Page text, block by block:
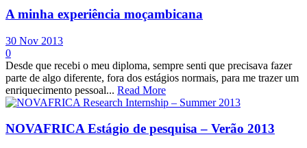
A minha experiência moçambicana
30 Nov 2013
0
Desde que recebi o meu diploma, sempre senti que precisava fazer
parte de algo diferente, fora dos estágios normais, para me trazer um
enriquecimento pessoal... Read More
NOVAFRICA Estágio de pesquisa – Verão 2013